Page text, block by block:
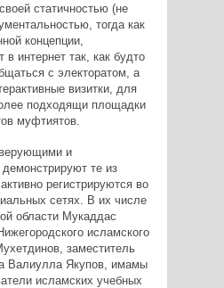
статичностью (не
тогда как
концепции,
в интернет так, как будто
с электоратом, а
визитки, для
подходящи площадки
муфтиятов.
и
те из
регистрируются во
сетях. В их числе
области Мукаддас
исламского
заместитель
Валиулла Якупов, имамы
исламских учебных